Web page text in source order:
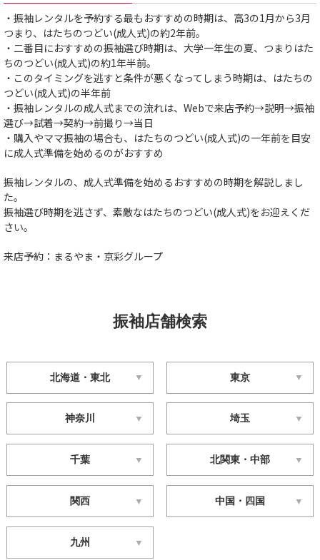
・振袖レンタルを予約する最もおすすめの時期は、高3の1月から3月
つまり、はたちのつどい(成人式)の約2年前。
・二番目におすすめの振袖選び時期は、大学一年生の夏、つまりはた
ちのつどい(成人式)の約1年半前。
・このタイミングを逃すと条件が悪くなってしまう時期は、はたちの
つどい(成人式)の半年前
・振袖レンタルの成人式までの流れは、Webで来店予約→説明→振袖
選び→試着→契約→前撮り→当日
・購入やママ振袖の場合も、はたちのつどい(成人式)の一年前を目安
に成人式準備を始めるのがおすすめ
振袖レンタルの、成人式準備を始めるおすすめの時期を解説しまし
た。
振袖選び時期を逃さず、素敵なはたちのつどい(成人式)をお迎えくだ
さい。
来店予約：まるやま・京彩グループ
振袖店舗検索
北海道・東北 東京
神奈川 埼玉
千葉 北関東・中部
関西 中国・四国
九州